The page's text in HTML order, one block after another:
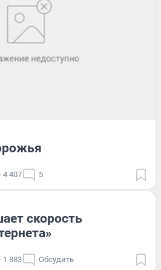
4 407 5
скорость
1 883 Обсудить